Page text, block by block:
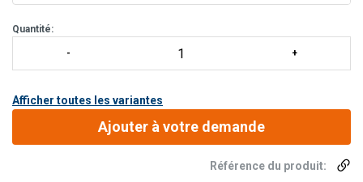
Quantité:
Afficher toutes les variantes
Ajouter à votre demande
Référence du produit: